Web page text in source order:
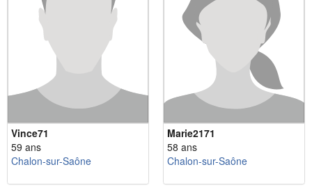
Vince71
59 ans
Chalon-sur-Saône
Marie2171
58 ans
Chalon-sur-Saône